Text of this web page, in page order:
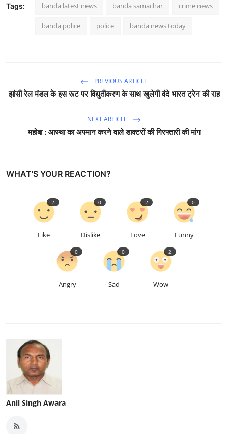
Tags: banda latest news banda samachar crime news
banda police police banda news today
PREVIOUS ARTICLE
झांसी रेल मंडल के इस रूट पर विद्युतीकरण के साथ खुलेगी वंदे भारत ट्रेन की राह
NEXT ARTICLE
महोबा : आस्था का अपमान करने वाले डाक्टरों की गिरफ्तारी की मांग
WHAT'S YOUR REACTION?
Like
2
Dislike
0
Love
2
Funny
0
Angry
0
Sad
0
Wow
2
Anil Singh Awara